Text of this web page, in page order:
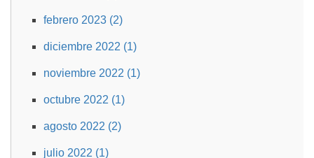
febrero 2023 (2)
diciembre 2022 (1)
noviembre 2022 (1)
octubre 2022 (1)
agosto 2022 (2)
julio 2022 (1)